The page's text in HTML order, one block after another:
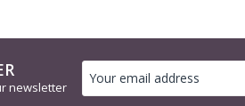
newsletter